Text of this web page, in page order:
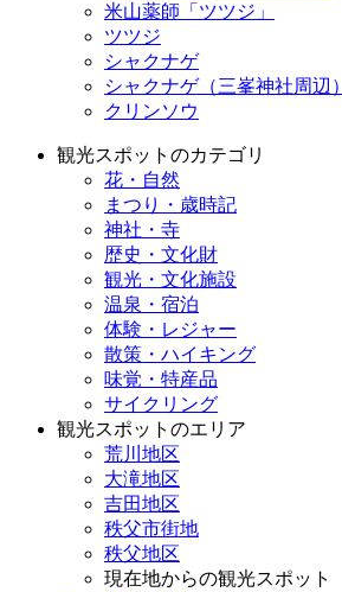
米山薬師「ツツジ」
ツツジ
シャクナゲ
シャクナゲ（三峯神社周辺）
クリンソウ
観光スポットのカテゴリ
花・自然
まつり・歳時記
神社・寺
歴史・文化財
観光・文化施設
温泉・宿泊
体験・レジャー
散策・ハイキング
味覚・特産品
サイクリング
観光スポットのエリア
荒川地区
大滝地区
吉田地区
秩父市街地
秩父地区
現在地からの観光スポット